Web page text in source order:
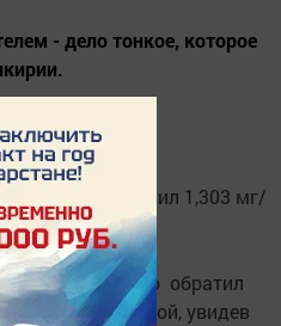
- дело тонкое, которое
притормозили
составил 1,303 мг/
норму.
экипаж ДПС по обратил
водитель которой, увидев